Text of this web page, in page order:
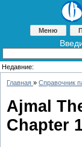
Меню
Недавние:
Главная » Справочник
Ajmal
Chapter